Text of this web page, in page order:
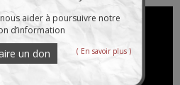
aider à poursuivre notre
d’information
un don ( En savoir plus )